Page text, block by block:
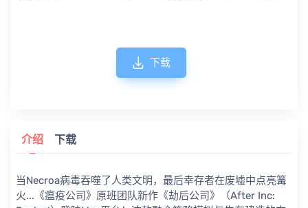
下载
介绍 下载
当Necroa病毒吞噬了人类文明，最后幸存者在废墟中点亮篝
火...《瘟疫公司》原班团队新作《劫后公司》（After Inc: